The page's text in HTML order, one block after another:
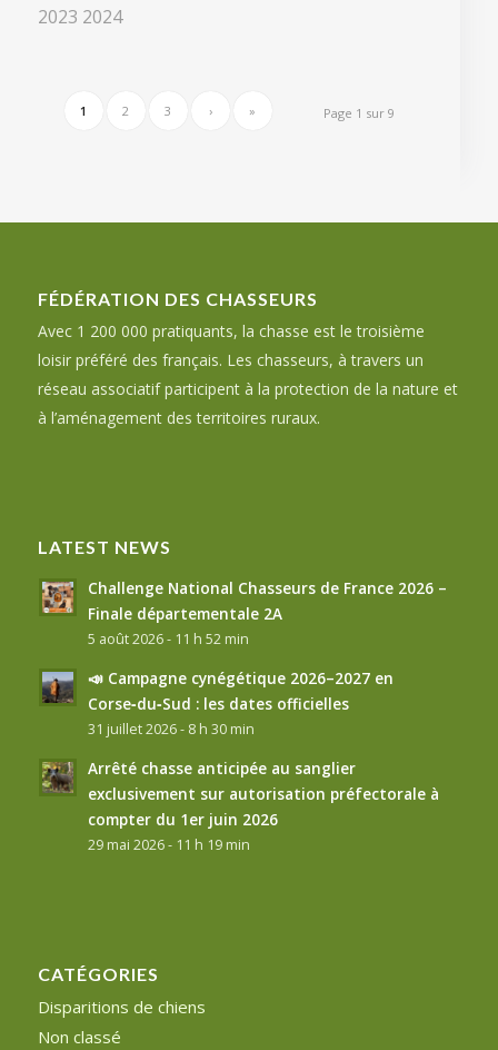
2023 2024
Page 1 sur 9
1 2 3 › »
FÉDÉRATION DES CHASSEURS
Avec 1 200 000 pratiquants, la chasse est le troisième
loisir préféré des français. Les chasseurs, à travers un
réseau associatif participent à la protection de la nature et
à l’aménagement des territoires ruraux.
LATEST NEWS
Challenge National Chasseurs de France 2026 –
Finale départementale 2A
5 août 2026 - 11 h 52 min
📣 Campagne cynégétique 2026–2027 en
Corse‑du‑Sud : les dates officielles
31 juillet 2026 - 8 h 30 min
Arrêté chasse anticipée au sanglier
exclusivement sur autorisation préfectorale à
compter du 1er juin 2026
29 mai 2026 - 11 h 19 min
CATÉGORIES
Disparitions de chiens
Non classé